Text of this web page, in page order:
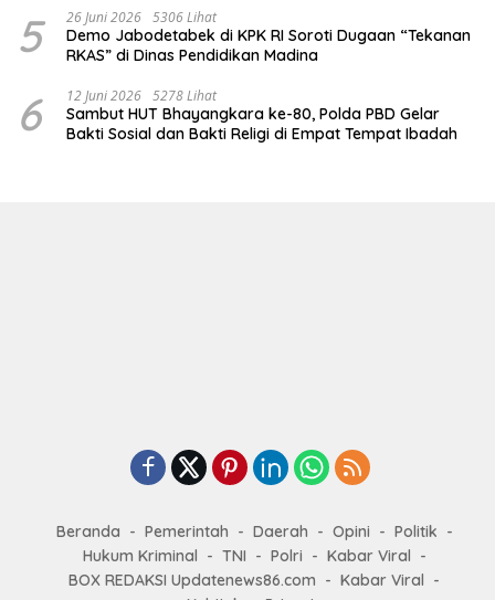
5 26 Juni 2026 5306 Lihat
Demo Jabodetabek di KPK RI Soroti Dugaan “Tekanan
RKAS” di Dinas Pendidikan Madina
6 12 Juni 2026 5278 Lihat
Sambut HUT Bhayangkara ke-80, Polda PBD Gelar
Bakti Sosial dan Bakti Religi di Empat Tempat Ibadah
Beranda Pemerintah Daerah Opini
Politik
Hukum Kriminal
TNI Polri
Kabar Viral
BOX REDAKSI Updatenews86.com
Kabar Viral